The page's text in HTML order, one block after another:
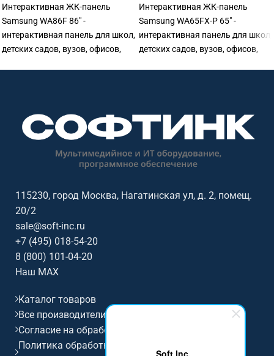
Soft Inc.
Интерактивная ЖК-панель
Samsung WA86F 86" -
интерактивная панель для школ,
детских садов, вузов, офисов,
3840x2160@60Гц (16:9), сенсор:
20 касаний, яркость: 400, ос /
совместимость: Android.
Интерактивная ЖК-панель
Samsung WA65FX-P 65" -
интерактивная панель для школ,
детских садов, вузов, офисов,
3840x2160@60Гц (16:9), сенсор:
50 касаний, яркость: 450, ос /
совместимость: Android.
115230, город Москва, Нагатинская ул, д. 2, помещ.
20/2
sale@soft-inc.ru
+7 (495) 018-54-20
8 (800) 101-04-20
Наш MAX
Каталог товаров
Все производители
Согласие на обработку персональных данных
Политика обработки и защиты персональных